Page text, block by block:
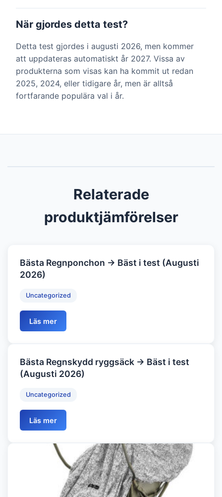
När gjordes detta test?
Detta test gjordes i augusti 2026, men kommer
att uppdateras automatiskt år 2027. Vissa av
produkterna som visas kan ha kommit ut redan
2025, 2024, eller tidigare år, men är alltså
fortfarande populära val i år.
Relaterade
produktjämförelser
Bästa Regnponchon → Bäst i test (Augusti
2026)
Uncategorized
Läs mer
Bästa Regnskydd ryggsäck → Bäst i test
(Augusti 2026)
Uncategorized
Läs mer